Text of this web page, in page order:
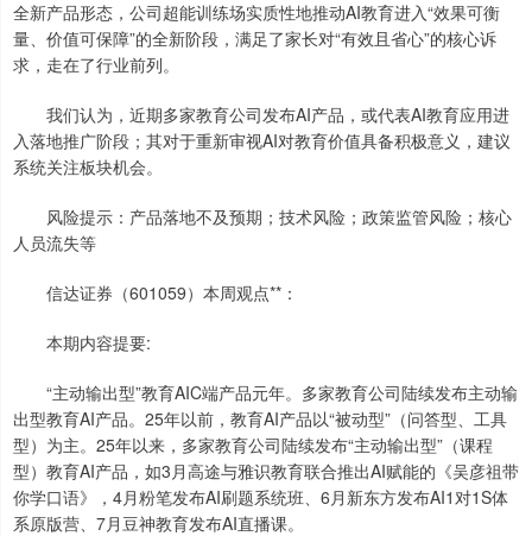
全新产品形态，公司超能训练场实质性地推动AI教育进入“效果可衡
量、价值可保障”的全新阶段，满足了家长对“有效且省心”的核心诉
求，走在了行业前列。
我们认为，近期多家教育公司发布AI产品，或代表AI教育应用进
入落地推广阶段；其对于重新审视AI对教育价值具备积极意义，建议
系统关注板块机会。
风险提示：产品落地不及预期；技术风险；政策监管风险；核心
人员流失等
信达证券（601059）本周观点**：
本期内容提要:
“主动输出型”教育AIC端产品元年。多家教育公司陆续发布主动输
出型教育AI产品。25年以前，教育AI产品以“被动型”（问答型、工具
型）为主。25年以来，多家教育公司陆续发布“主动输出型”（课程
型）教育AI产品，如3月高途与雅识教育联合推出AI赋能的《吴彦祖带
你学口语》，4月粉笔发布AI刷题系统班、6月新东方发布AI1对1S体
系原版营、7月豆神教育发布AI直播课。